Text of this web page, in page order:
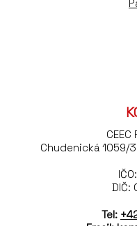
Chudenická 1059/
DIČ:
Tel: